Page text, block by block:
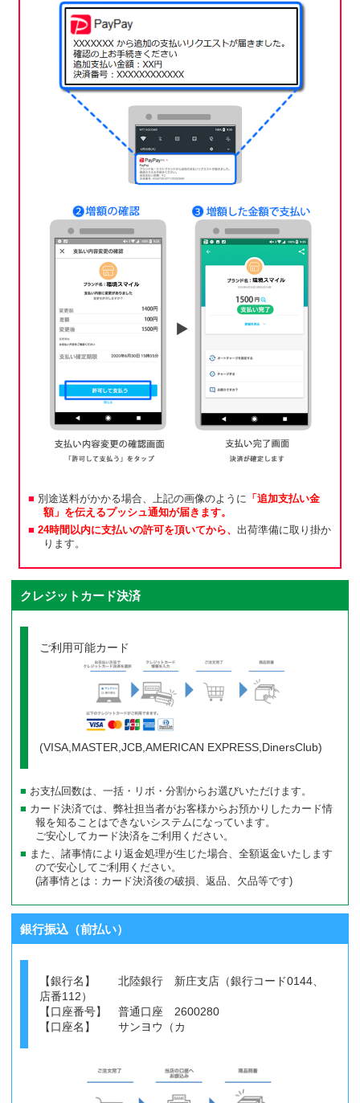
別途送料がかかる場合、上記の画像のように 「追加支払い金
額」を伝えるプッシュ通知が届きます。
24時間以内に支払いの許可を頂いてから、 出荷準備に取り掛か
ります。
クレジットカード決済
ご利用可能カード
(VISA,MASTER,JCB,AMERICAN EXPRESS,DinersClub)
お支払回数は、一括・リボ・分割からお選びいただけます。
カード決済では、弊社担当者がお客様からお預かりしたカード情
報を知ることはできないシステムになっています。
ご安心してカード決済をご利用ください。
また、諸事情により返金処理が生じた場合、全額返金いたします
ので安心してご利用ください。
(諸事情とは：カード決済後の破損、返品、欠品等です)
銀行振込（前払い）
【銀行名】 北陸銀行 新庄支店（銀行コード0144、
店番112）
【口座番号】 普通口座 2600280
【口座名】 サンヨウ（カ